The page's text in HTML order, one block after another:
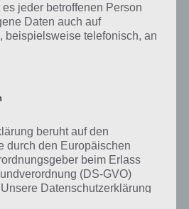
Teilen auf Facebook
auf Touchportal
jeder betroffenen Person
Daten auch auf
beispielsweise telefonisch, an
beruht auf den
durch den Europäischen
beim Erlass
(DS-GVO)
Datenschutzerklärung